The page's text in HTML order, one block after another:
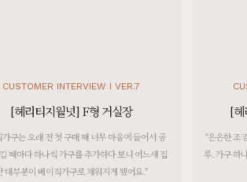
CUSTOMER INTERVIEW I VER.8
[헤리티지월넛] 헨느 조명장식장
조명과 월넛의 결을 들인 순간부터 변화된 하루하
하나가 삶의 루틴을 바꾸고, 마음가짐까지 정돈해
줄 수 있더라고요."
[헤
"햇살 가득
는 안정감
[[블랙러버] A형 책상_30T]
서울 강서 박**고객님 주문제작 설치후기입니다
[[헤리티지월넛] A형 옷걸이]